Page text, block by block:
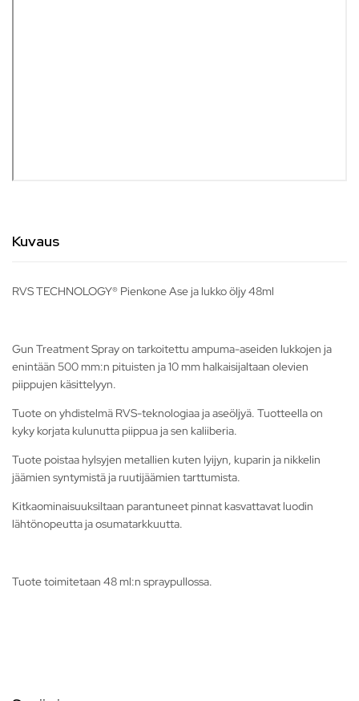
Kuvaus
RVS TECHNOLOGY® Pienkone Ase ja lukko öljy 48ml
Gun Treatment Spray on tarkoitettu ampuma-aseiden lukkojen ja
enintään 500 mm:n pituisten ja 10 mm halkaisijaltaan olevien
piippujen käsittelyyn.
Tuote on yhdistelmä RVS-teknologiaa ja aseöljyä. Tuotteella on
kyky korjata kulunutta piippua ja sen kaliiberia.
Tuote poistaa hylsyjen metallien kuten lyijyn, kuparin ja nikkelin
jäämien syntymistä ja ruutijäämien tarttumista.
Kitkaominaisuuksiltaan parantuneet pinnat kasvattavat luodin
lähtönopeutta ja osumatarkkuutta.
Tuote toimitetaan 48 ml:n spraypullossa.